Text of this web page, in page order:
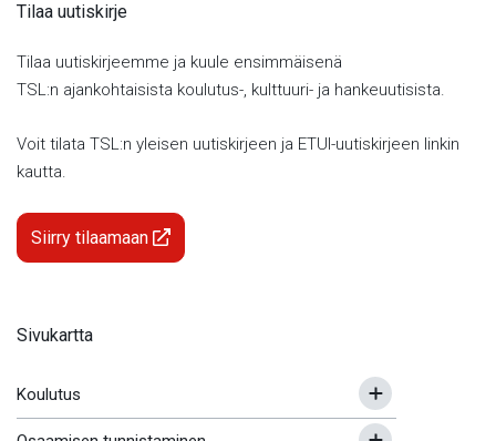
Tilaa uutiskirje
Tilaa uutiskirjeemme ja kuule ensimmäisenä
TSL:n ajankohtaisista koulutus-, kulttuuri- ja hankeuutisista.
Voit tilata TSL:n yleisen uutiskirjeen ja ETUI-uutiskirjeen linkin
kautta.
Siirry tilaamaan
Sivukartta
Koulutus